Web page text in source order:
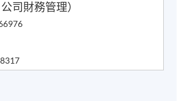
- 10:00 p.m.
时（10节课，每节3小时）
司財務管理）